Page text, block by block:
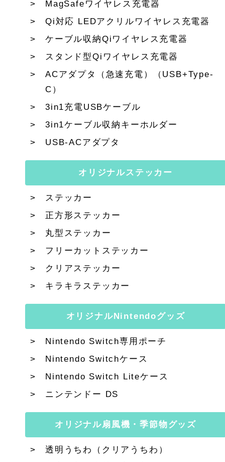
MagSafeワイヤレス充電器
Qi対応 LEDアクリルワイヤレス充電器
ケーブル収納Qiワイヤレス充電器
スタンド型Qiワイヤレス充電器
ACアダプタ（急速充電）（USB+Type-
C）
3in1充電USBケーブル
3in1ケーブル収納キーホルダー
USB-ACアダプタ
オリジナルステッカー
ステッカー
正方形ステッカー
丸型ステッカー
フリーカットステッカー
クリアステッカー
キラキラステッカー
オリジナルNintendoグッズ
Nintendo Switch専用ポーチ
Nintendo Switchケース
Nintendo Switch Liteケース
ニンテンドー DS
オリジナル扇風機・季節物グッズ
透明うちわ（クリアうちわ）